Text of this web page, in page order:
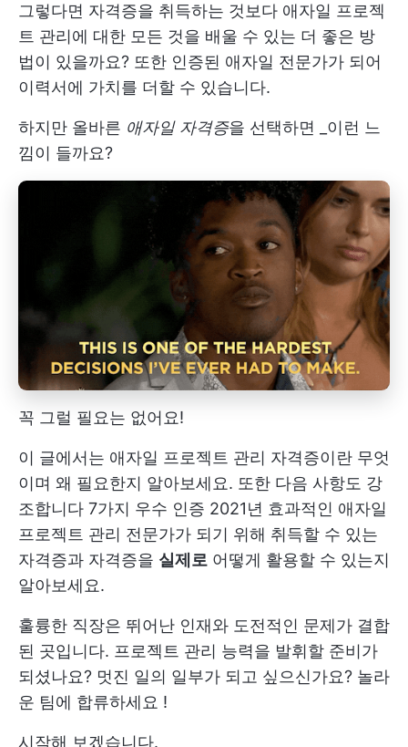
그렇다면 자격증을 취득하는 것보다 애자일 프로젝
트 관리에 대한 모든 것을 배울 수 있는 더 좋은 방
법이 있을까요? 또한 인증된 애자일 전문가가 되어
이력서에 가치를 더할 수 있습니다.
하지만 올바른 애자일 자격증을 선택하면 _이런 느
낌이 들까요?
꼭 그럴 필요는 없어요!
이 글에서는 애자일 프로젝트 관리 자격증이란 무엇
이며 왜 필요한지 알아보세요. 또한 다음 사항도 강
조합니다 7가지 우수 인증 2021년 효과적인 애자일
프로젝트 관리 전문가가 되기 위해 취득할 수 있는
자격증과 자격증을 실제로 어떻게 활용할 수 있는지
알아보세요.
훌륭한 직장은 뛰어난 인재와 도전적인 문제가 결합
된 곳입니다. 프로젝트 관리 능력을 발휘할 준비가
되셨나요? 멋진 일의 일부가 되고 싶으신가요? 놀라
운 팀에 합류하세요 !
시작해 보겠습니다.